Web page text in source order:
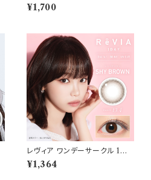
り【COLOR：タルトタタン】 白石
麻衣（まいやん） イメージモデ
ンタクトレンズ
¥1,700
レヴィア ワンデーサークル 1箱1
0枚入 【COLOR：シャイブラウ
ン】14.1mm ReVIA 1day CIR
¥1,364